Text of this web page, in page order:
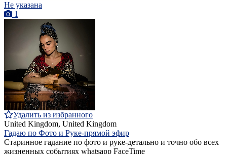
Не указана
1
Удалить из избранного
United Kingdom, United Kingdom
Гадаю по Фото и Руке-прямой эфир
Старинное гадание по фото и руке-детально и точно обо всех
жизненных событиях whatsapp FaceTime